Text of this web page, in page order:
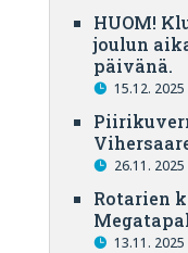
HUOM!
joulun
päivänä.
15.12. 2025
26.11. 2025
Rotarien
13.11. 2025